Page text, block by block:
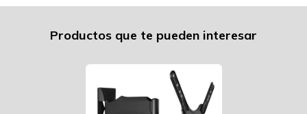
Productos que te pueden interesar